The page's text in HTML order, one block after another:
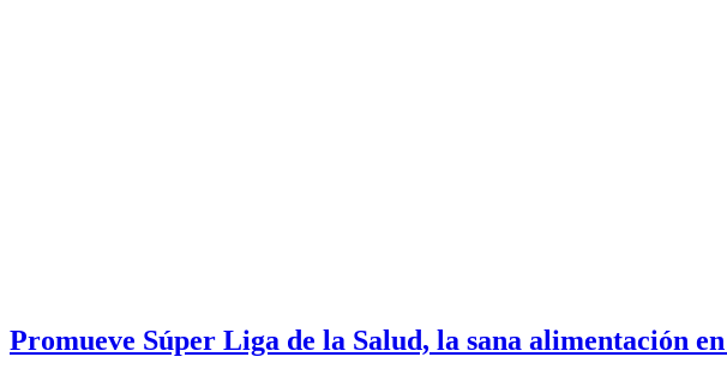
Promueve Súper Liga de la Salud, la sana alimentación